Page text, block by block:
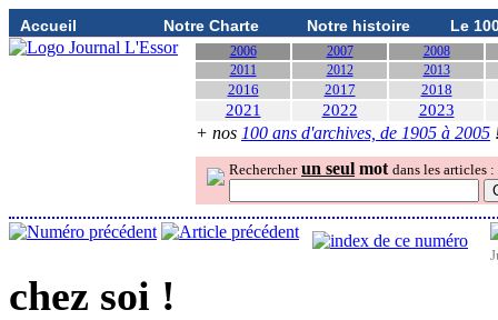
Accueil Notre Charte Notre histoire Le
2006 2007
2008
2011
2012 2013
2016 2017 2018
2021 2022 2023
+ nos 100 ans d'archives, de 1905 à 2005
Rechercher un seul mot dans les articles :
chez soi !